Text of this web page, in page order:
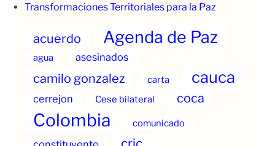
Transformaciones Territoriales para la Paz
acuerdo Agenda de Paz
agua asesinados
camilo gonzalez carta cauca
cerrejon Cese bilateral coca
Colombia comunicado